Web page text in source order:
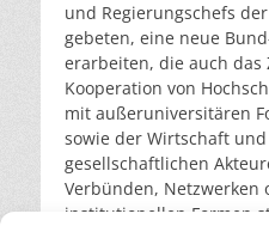
und Regierungschefs
gebeten, eine neue
erarbeiten, die auch das
Kooperation von
mit außeruniversitären
sowie der Wirtschaft
gesellschaftlichen
Verbünden, Netzwerken
institutionellen Formen